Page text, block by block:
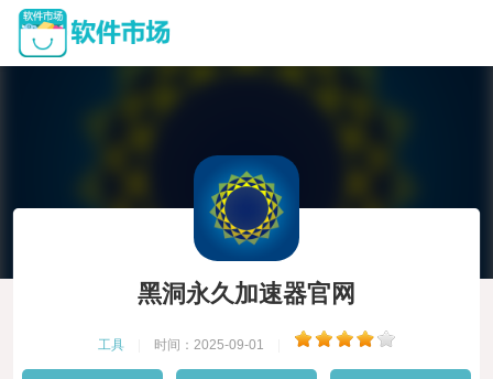
黑洞永久加速器官网
工具 时间：2025-09-01